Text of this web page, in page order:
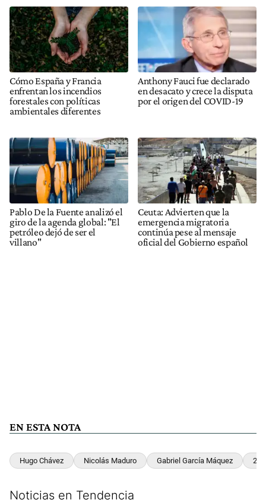
Cómo España y Francia
enfrentan los incendios
forestales con políticas
ambientales diferentes
Anthony Fauci fue declarado
en desacato y crece la disputa
por el origen del COVID-19
Pablo De la Fuente analizó el
giro de la agenda global: "El
petróleo dejó de ser el
villano"
Ceuta: Advierten que la
emergencia migratoria
continúa pese al mensaje
oficial del Gobierno español
EN ESTA NOTA
Hugo Chávez Nicolás Maduro Gabriel García Máquez 20
Noticias en Tendencia